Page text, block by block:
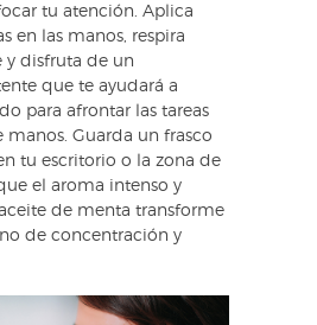
tu atención. Aplica
en las manos, respira
disfruta de un
que te ayudará a
para afrontar las tareas
manos. Guarda un frasco
tu escritorio o la zona de
el aroma intenso y
de menta transforme
de concentración y